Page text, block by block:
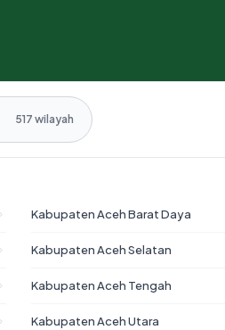
517 wilayah
Kabupaten Aceh Barat Daya
Kabupaten Aceh Selatan
Kabupaten Aceh Tengah
Kabupaten Aceh Utara